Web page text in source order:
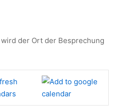
wird der Ort der Besprechung